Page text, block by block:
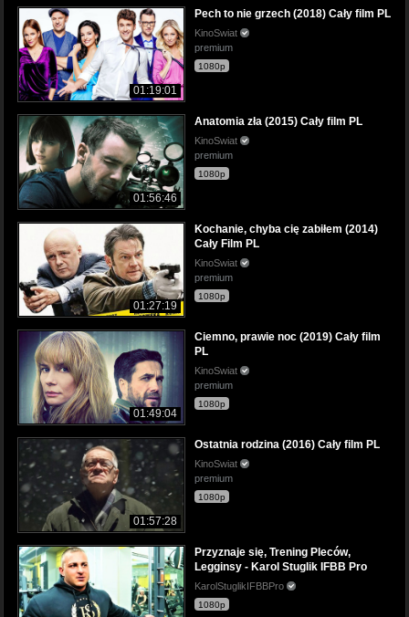
01:19:01
Pech to nie grzech (2018) Cały film PL
KinoSwiat
premium
1080p
01:56:46
Anatomia zła (2015) Cały film PL
KinoSwiat
premium
1080p
01:27:19
Kochanie, chyba cię zabiłem (2014)
Cały Film PL
KinoSwiat
premium
1080p
01:49:04
Ciemno, prawie noc (2019) Cały film
PL
KinoSwiat
premium
1080p
01:57:28
Ostatnia rodzina (2016) Cały film PL
KinoSwiat
premium
1080p
Przyznaje się, Trening Pleców,
Legginsy - Karol Stuglik IFBB Pro
KarolStuglikIFBBPro
1080p